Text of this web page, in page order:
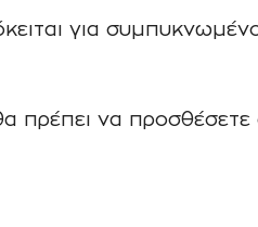
για
πρέπει να